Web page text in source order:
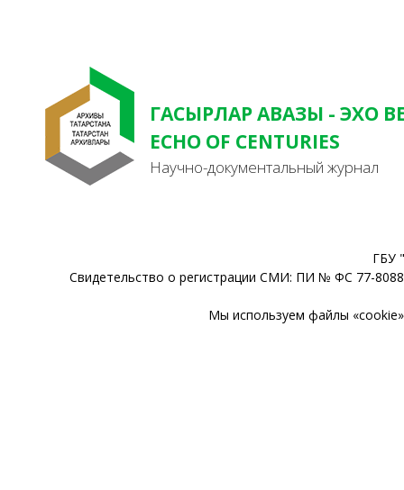
ГАСЫРЛАР АВАЗЫ - ЭХО
ECHO OF CENTURIES
Научно-документальный журнал
ГБУ
Свидетельство о регистрации СМИ: ПИ № ФС 77-
Мы используем файлы «cookie»